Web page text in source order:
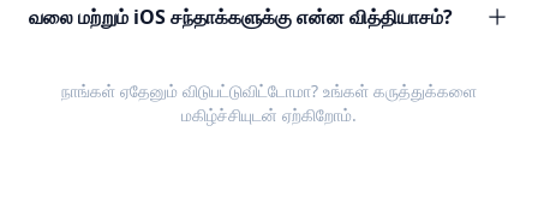
வலை மற்றும் iOS சந்தாக்களுக்கு என்ன வித்தியாசம்?
நாங்கள் ஏதேனும் விடுபட்டுவிட்டோமா? உங்கள் கருத்துக்களை
மகிழ்ச்சியுடன் ஏற்கிறோம்.